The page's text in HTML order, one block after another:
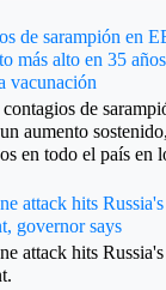
de sarampión en
más alto en 35
vacunación
de
aumento
en todo el país en
attack hits
governor says
attack hits